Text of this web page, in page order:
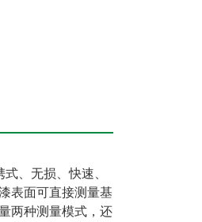
、无损、快速、
表面可直接测量基
两种测量模式，还